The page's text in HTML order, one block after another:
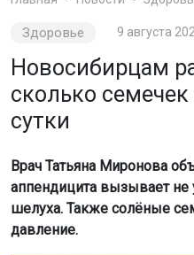
Здоровье 9 августа
Новосибирцам
сколько
сутки
Врач Татьяна Миронова
аппендицита вызывает не
шелуха. Также солёные
давление.